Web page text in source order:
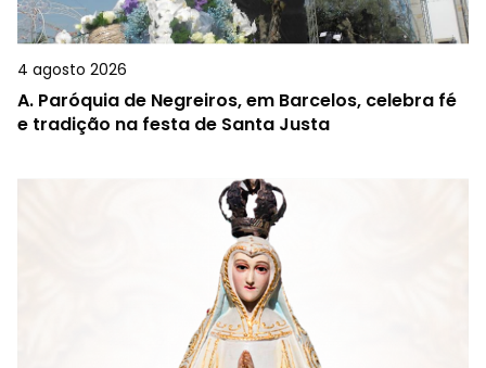
4 agosto 2026
A. Paróquia de Negreiros, em Barcelos, celebra fé
e tradição na festa de Santa Justa